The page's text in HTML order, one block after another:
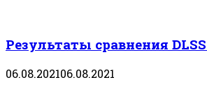
Результаты сравнения
06.08.202106.08.2021